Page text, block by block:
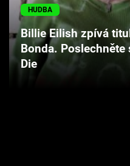
Cool Esport
Pořady
TV Program
HUDBA
Billie Eilish zpívá
Bonda.
Die